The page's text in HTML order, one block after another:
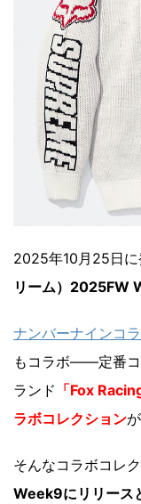
2025年10月25日に
リーム）2025FW
ナンバーナインコ
もコラボ――定番コ
ランド 「Fox
ラボコレクション
そんなコラボコレ
Week9にリリース